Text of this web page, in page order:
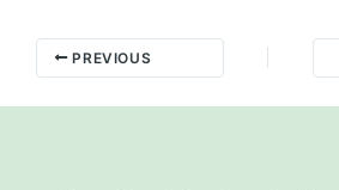
PREVIOUS